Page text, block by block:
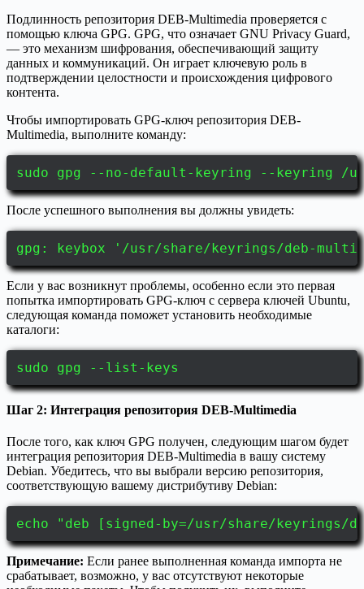
Подлинность репозитория DEB-Multimedia проверяется с
помощью ключа GPG. GPG, что означает GNU Privacy Guard,
— это механизм шифрования, обеспечивающий защиту
данных и коммуникаций. Он играет ключевую роль в
подтверждении целостности и происхождения цифрового
контента.
Чтобы импортировать GPG-ключ репозитория DEB-
Multimedia, выполните команду:
sudo gpg --no-default-keyring --keyring /
После успешного выполнения вы должны увидеть:
gpg: keybox '/usr/share/keyrings/deb-
Если у вас возникнут проблемы, особенно если это первая
попытка импортировать GPG-ключ с сервера ключей Ubuntu,
следующая команда поможет установить необходимые
каталоги:
sudo gpg --list-keys
Шаг 2: Интеграция репозитория DEB-Multimedia
После того, как ключ GPG получен, следующим шагом будет
интеграция репозитория DEB-Multimedia в вашу систему
Debian. Убедитесь, что вы выбрали версию репозитория,
соответствующую вашему дистрибутиву Debian:
echo "deb [signed-by=/usr/share/
Примечание: Если ранее выполненная команда импорта не
срабатывает, возможно, у вас отсутствуют некоторые